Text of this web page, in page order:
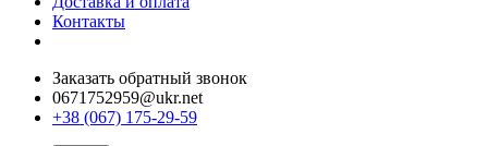
Контакты
Заказать обратный звонок
0671752959@ukr.net
+38 (067) 175-29-59